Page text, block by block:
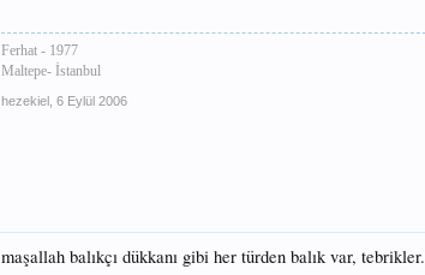
Ferhat - 1977
Maltepe- İstanbul
hezekiel 6 Eylül 2006
maşallah balıkçı dükkanı gibi her türden balık var, tebrikler.